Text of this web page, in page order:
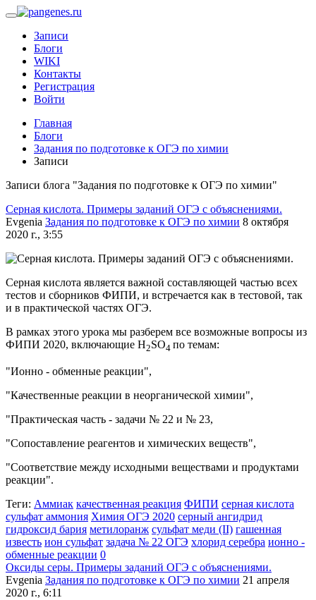
Записи
Блоги
WIKI
Контакты
Регистрация
Войти
Главная
Блоги
Задания по подготовке к ОГЭ по химии
Записи
Записи блога "Задания по подготовке к ОГЭ по химии"
Серная кислота. Примеры заданий ОГЭ с объяснениями.
Evgenia Задания по подготовке к ОГЭ по химии 8 октября
2020 г., 3:55
Серная кислота является важной составляющей частью всех
тестов и сборников ФИПИ, и встречается как в тестовой, так
и в практической частях ОГЭ.
В рамках этого урока мы разберем все возможные вопросы из
ФИПИ 2020, включающие H2SO4 по темам:
"Ионно - обменные реакции",
"Качественные реакции в неорганической химии",
"Практическая часть - задачи № 22 и № 23,
"Сопоставление реагентов и химических веществ",
"Соответствие между исходными веществами и продуктами
реакции".
Теги: Аммиак качественная реакция ФИПИ серная кислота
сульфат аммония Химия ОГЭ 2020 серный ангидрид
гидроксид бария метилоранж сульфат меди (II) гашенная
известь ион сульфат задача № 22 ОГЭ хлорид серебра ионно -
обменные реакции 0
Оксиды серы. Примеры заданий ОГЭ с объяснениями.
Evgenia Задания по подготовке к ОГЭ по химии 21 апреля
2020 г., 6:11